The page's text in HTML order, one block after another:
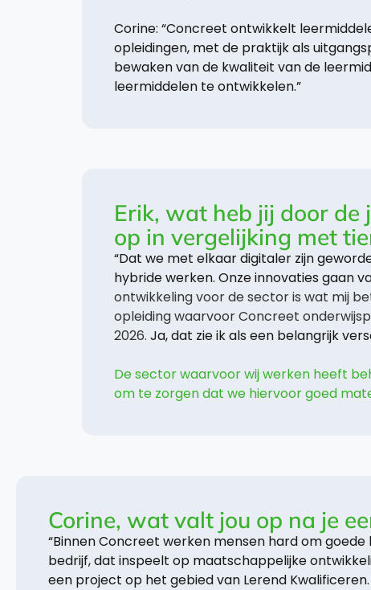
Corine: “Concreet ontwikkelt
opleidingen, met de praktijk als
bewaken van de kwaliteit van de
leermiddelen te ontwikkelen.”
Erik, wat heb jij door
op in vergelijking met
“Dat we met elkaar digitaler zijn
hybride werken. Onze innovaties gaan
ontwikkeling voor de sector is wat mij
opleiding waarvoor Concreet
2026. Ja, dat zie ik als een belangrijk
De sector waarvoor wij werken heeft
om te zorgen dat we hiervoor goed
Corine, wat valt jou op na je
“Binnen Concreet werken mensen hard om
bedrijf, dat inspeelt op maatschappelijke
een project op het gebied van Lerend